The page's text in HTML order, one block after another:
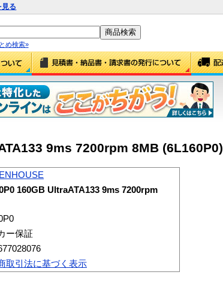
見る
め検索»
9ms 7200rpm 8MB (6L160P0)
160GB UltraATA133 9ms 7200rpm
ー保証
取引法に基づく表示